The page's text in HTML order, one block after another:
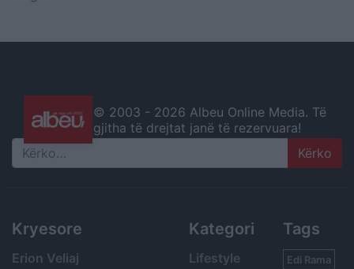
© 2003 - 2026 Albeu Online Media. Të
gjitha të drejtat janë të rezervuara!
Search
Kryesore
Erion Veliaj
Kategori
Lifestyle
Tags
Edi Rama